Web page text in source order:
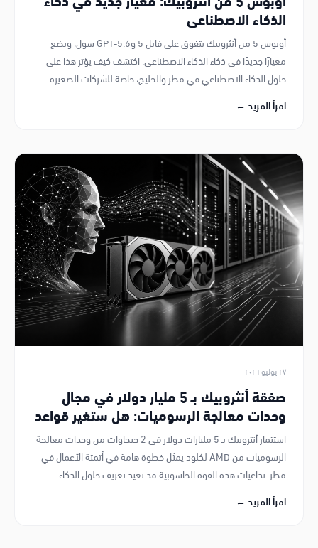
الذكاء الاصطناعي
أوبوس 5 من أنثروبيك يتفوق على فابل 5 وGPT-5.6 سول، ويضع
معيارًا جديدًا في ذكاء الذكاء الاصطناعي. اكتشف كيف يؤثر هذا على
حلول الذكاء الاصطناعي في قطر والخليج، خاصة للشركات الصغيرة
والمتوسطة.
اقرأ المزيد ←
٢٧ يوليو ٢٠٢٦
صفقة أنثروبيك بـ 5 مليار دولار في مجال
وحدات معالجة الرسوميات: هل ستغير قواعد
اللعبة في قدرات الذكاء الاصطناعي؟
استثمار أنثروبيك بـ 5 مليارات دولار في 2 جيجاوات من وحدات معالجة
الرسوميات من AMD لكلود يمثل خطوة هامة في أتمتة الأعمال في
قطر. تداعيات هذه القوة الحاسوبية قد تعيد تعريف حلول الذكاء
اقرأ المزيد ←